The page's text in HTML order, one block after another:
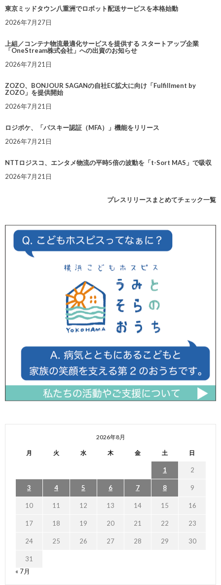
東京ミッドタウン八重洲でロボット配送サービスを本格始動
2026年7月27日
上組／コンテナ物流最適化サービスを提供する スタートアップ企業
「OneStream株式会社」への出資のお知らせ
2026年7月21日
ZOZO、BONJOUR SAGANの自社EC拡大に向け「Fulfillment by
ZOZO」を提供開始
2026年7月21日
ロジポケ、「パスキー認証（MFA）」機能をリリース
2026年7月21日
NTTロジスコ、エンタメ物流の平時5倍の波動を「t-Sort MAS」で吸収
2026年7月21日
プレスリリースまとめてチェック一覧
2026年8月
月 火 水 木 金 土 日
1 2
3 4 5 6 7 8 9
10 11 12 13 14 15 16
17 18 19 20 21 22 23
24 25 26 27 28 29 30
31
« 7月